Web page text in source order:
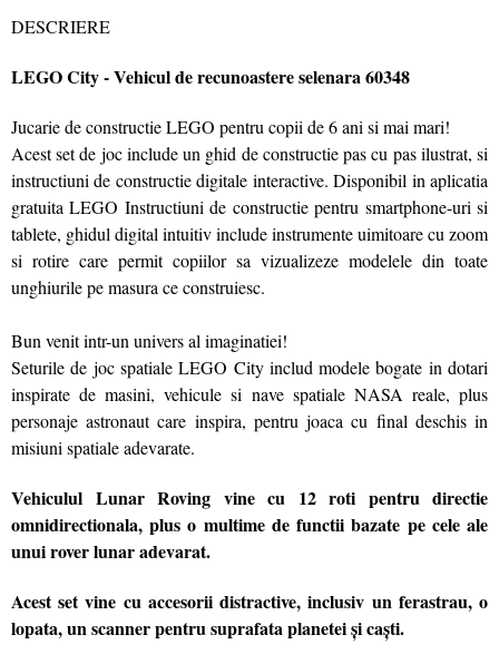
DESCRIERE
LEGO City - Vehicul de recunoastere selenara 60348
Jucarie de constructie LEGO pentru copii de 6 ani si mai mari!
Acest set de joc include un ghid de constructie pas cu pas ilustrat, si
instructiuni de constructie digitale interactive. Disponibil in aplicatia
gratuita LEGO Instructiuni de constructie pentru smartphone-uri si
tablete, ghidul digital intuitiv include instrumente uimitoare cu zoom
si rotire care permit copiilor sa vizualizeze modelele din toate
unghiurile pe masura ce construiesc.
Bun venit intr-un univers al imaginatiei!
Seturile de joc spatiale LEGO City includ modele bogate in dotari
inspirate de masini, vehicule si nave spatiale NASA reale, plus
personaje astronaut care inspira, pentru joaca cu final deschis in
misiuni spatiale adevarate.
Vehiculul Lunar Roving vine cu 12 roti pentru directie
omnidirectionala, plus o multime de functii bazate pe cele ale
unui rover lunar adevarat.
Acest set vine cu accesorii distractive, inclusiv un ferastrau, o
lopata, un scanner pentru suprafata planetei și caști.